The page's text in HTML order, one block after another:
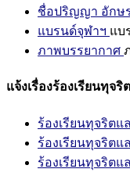
ชื่อปริญญา อักษ
แบรนด์จุฬาฯ แบ
ภาพบรรยากาศ
แจ้งเรื่องร้องเรียนทุจริต
ร้องเรียนทุจริต
ร้องเรียนทุจริต
ร้องเรียนทุจริต